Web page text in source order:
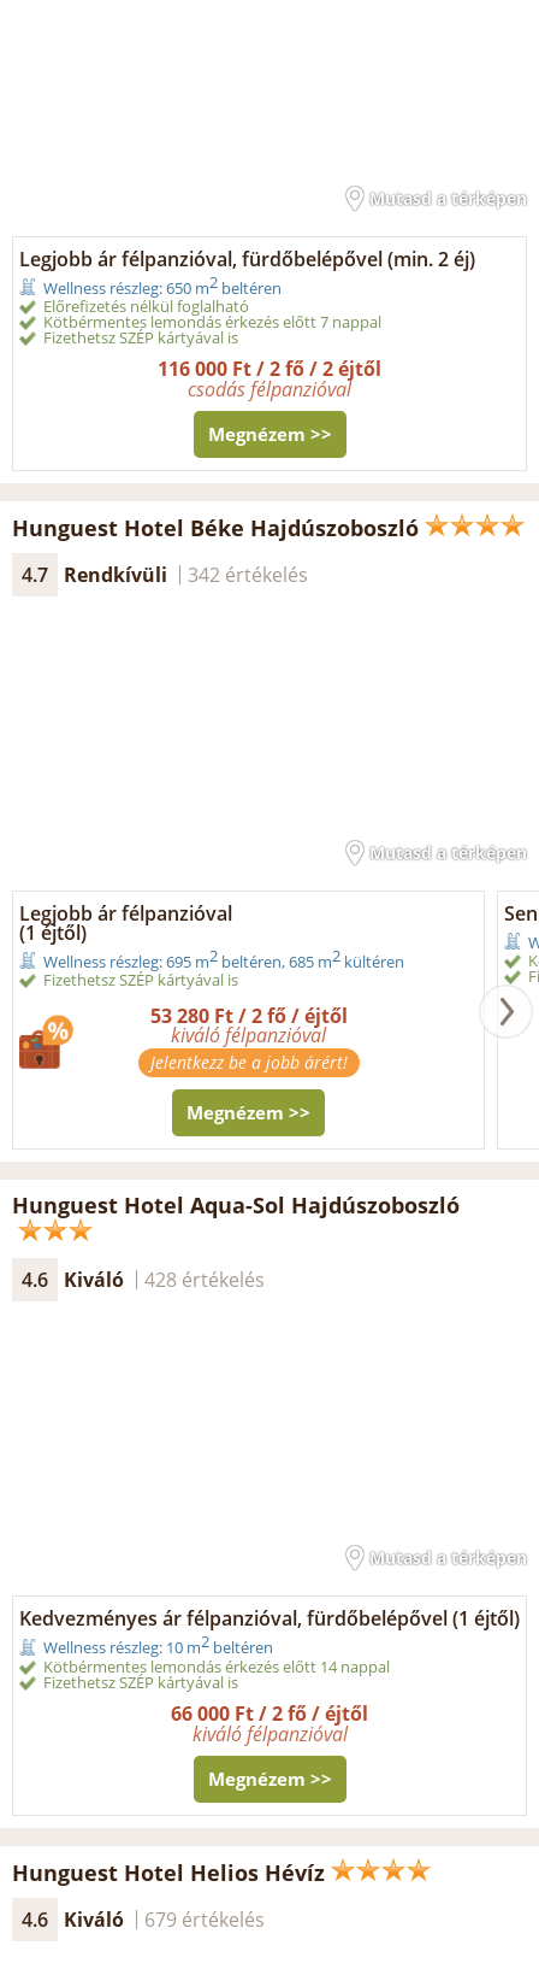
Mutasd a térképen
Legjobb ár félpanzióval, fürdőbelépővel (min. 2 éj)
Wellness részleg: 650 m2 beltéren
Előrefizetés nélkül foglalható
Kötbérmentes lemondás érkezés előtt 7 nappal
Fizethetsz SZÉP kártyával is
116 000 Ft / 2 fő / 2 éjtől
csodás félpanzióval
Megnézem >>
Hunguest Hotel Béke Hajdúszoboszló
4.7 Rendkívüli 342 értékelés
Mutasd a térképen
Legjobb ár félpanzióval
(1 éjtől)
Wellness részleg: 695 m2 beltéren, 685 m2 kültéren
Fizethetsz SZÉP kártyával is
53 280 Ft / 2 fő / éjtől
kiváló félpanzióval
Jelentkezz be a jobb árért!
Megnézem >>
Hunguest Hotel Aqua-Sol Hajdúszoboszló
4.6 Kiváló 428 értékelés
Mutasd a térképen
Kedvezményes ár félpanzióval, fürdőbelépővel (1 éjtől)
Wellness részleg: 10 m2 beltéren
Kötbérmentes lemondás érkezés előtt 14 nappal
Fizethetsz SZÉP kártyával is
66 000 Ft / 2 fő / éjtől
kiváló félpanzióval
Megnézem >>
Hunguest Hotel Helios Hévíz
4.6 Kiváló 679 értékelés